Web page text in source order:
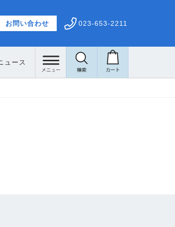
お問い合わせ 023-653-2211
ュース